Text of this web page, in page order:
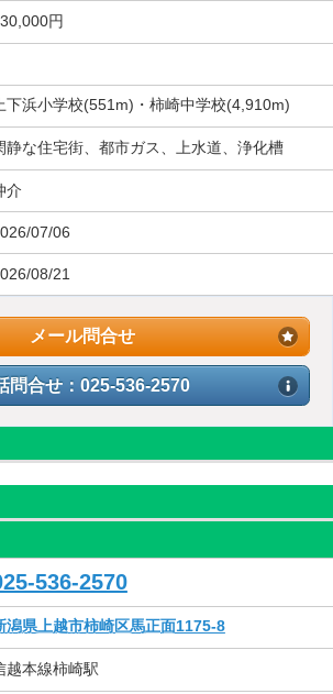
円
下浜小学校(551m)・柿崎中学校(4,910m)
静な住宅街、都市ガス、上水道、浄化槽
介
07/06
08/21
メール問合せ
問合せ：025-536-2570
536-2570
潟県上越市柿崎区馬正面1175-8
越本線柿崎駅